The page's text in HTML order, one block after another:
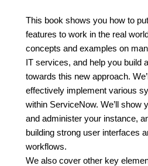
This book shows you how to
features to work in the real
concepts and examples on
IT services, and help you build
towards this new approach.
effectively implement various
within ServiceNow. We’ll show
and administer your instance,
building strong user interfaces
workflows.
We also cover other key